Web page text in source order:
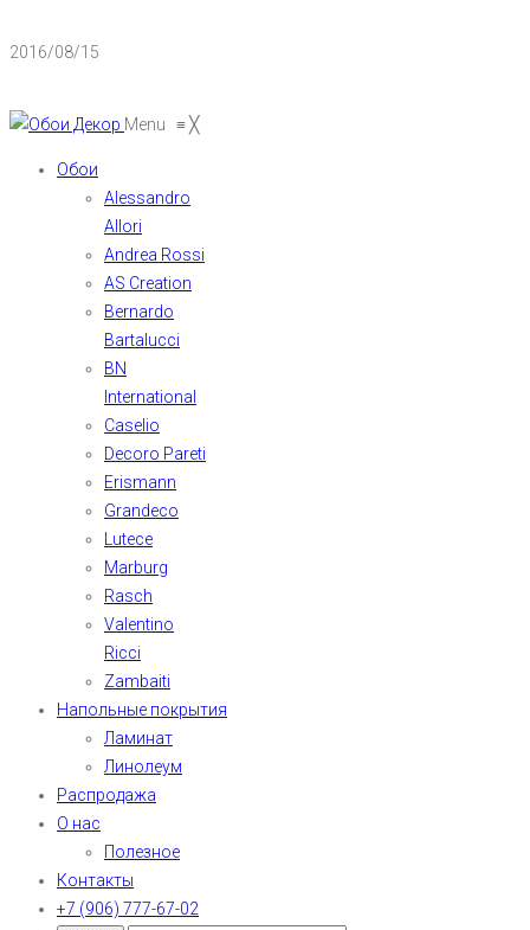
2016/08/15
Menu ≡╳
Обои
Alessandro
Allori
Andrea Rossi
AS Creation
Bernardo
Bartalucci
BN
International
Caselio
Decoro Pareti
Erismann
Grandeco
Lutece
Marburg
Rasch
Valentino
Ricci
Zambaiti
Напольные покрытия
Ламинат
Линолеум
Распродажа
О нас
Полезное
Контакты
+7 (906) 777-67-02